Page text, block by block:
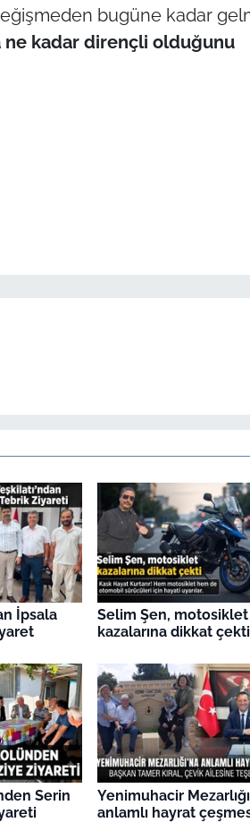
bugüne kadar
ne kadar dirençli olduğunu
İpsala
Selim Şen, motosiklet
kazalarına dikkat çekti
Serin
Yenimuhacir
anlamlı hayrat